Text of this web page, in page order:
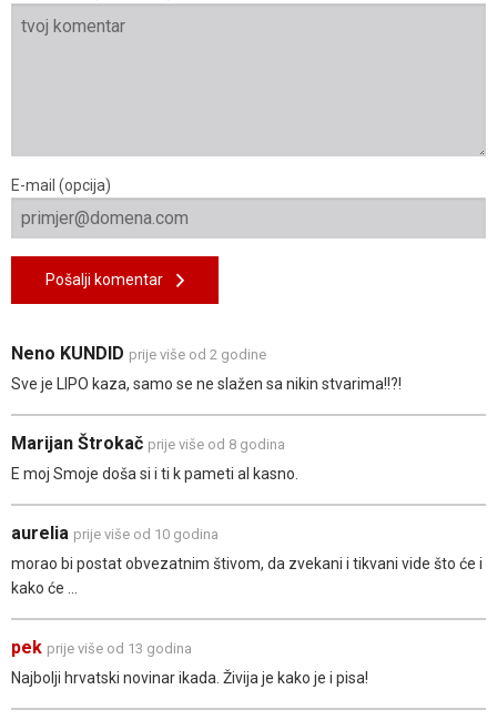
E-mail (opcija)
Pošalji komentar
Neno KUNDID prije više od 2 godine
Sve je LIPO kaza, samo se ne slažen sa nikin stvarima!!?!
Marijan Štrokač prije više od 8 godina
E moj Smoje doša si i ti k pameti al kasno.
aurelia prije više od 10 godina
morao bi postat obvezatnim štivom, da zvekani i tikvani vide što će i
kako će ...
pek prije više od 13 godina
Najbolji hrvatski novinar ikada. Živija je kako je i pisa!